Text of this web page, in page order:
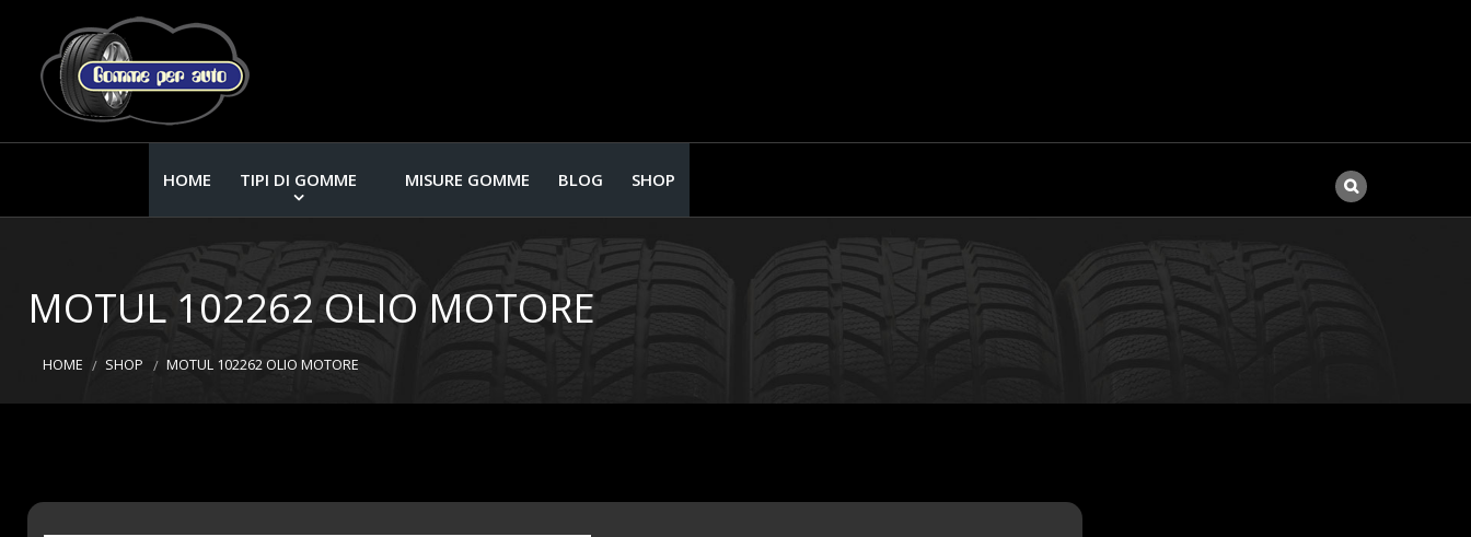
HOME TIPI DI GOMME MISURE GOMME BLOG SHOP
MOTUL 102262 OLIO MOTORE
HOME SHOP MOTUL 102262 OLIO MOTORE